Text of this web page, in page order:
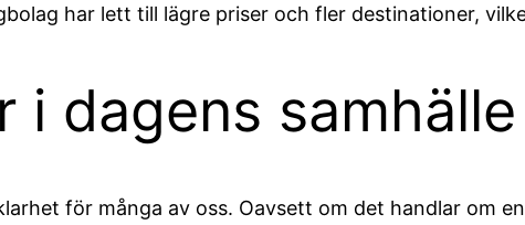
har lett till lägre priser och fler destinationer,
i dagens samhälle
för många av oss. Oavsett om det handlar om